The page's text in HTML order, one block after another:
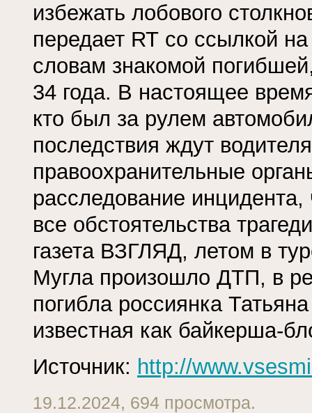
избежать лобового
передает RT со ссылкой
словам знакомой
34 года. В настоящее
кто был за рулем
последствия ждут
правоохранительные
расследование инцидента,
все обстоятельства
газета ВЗГЛЯД, летом в
Мугла произошло ДТП, в
погибла россиянка
известная как байкерша-
Источник: http://
19.12.2024, 694 просмотра.